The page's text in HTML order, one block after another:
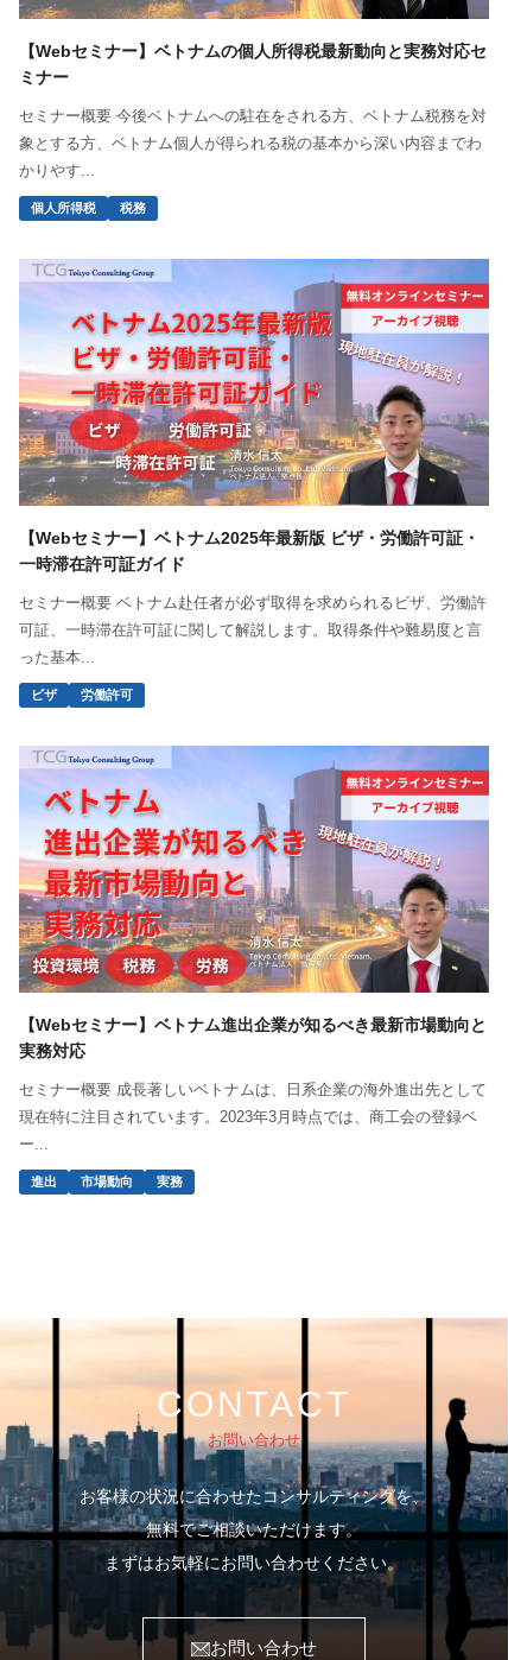
【Webセミナー】ベトナムの個人所得税最新動向と実務対応セ
ミナー
セミナー概要 今後ベトナムへの駐在をされる方、ベトナム税務を対
象とする方、ベトナム個人が得られる税の基本から深い内容までわ
かりやす...
個人所得税 税務
【Webセミナー】ベトナム2025年最新版 ビザ・労働許可証・
一時滞在許可証ガイド
セミナー概要 ベトナム赴任者が必ず取得を求められるビザ、労働許
可証、一時滞在許可証に関して解説します。取得条件や難易度と言
った基本...
ビザ 労働許可
【Webセミナー】ベトナム進出企業が知るべき最新市場動向と
実務対応
セミナー概要 成長著しいベトナムは、日系企業の海外進出先として
現在特に注目されています。2023年3月時点では、商工会の登録ベ
ー...
進出 市場動向 実務
CONTACT
お問い合わせ
お客様の状況に合わせたコンサルティングを、
無料でご相談いただけます。
まずはお気軽にお問い合わせください。
お問い合わせ